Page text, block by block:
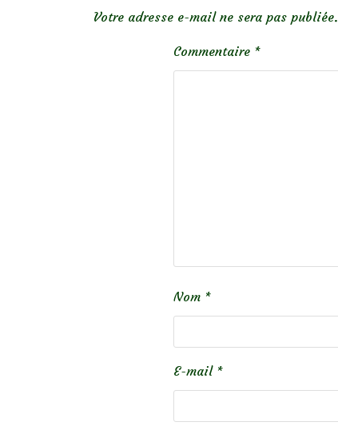
Votre adresse e-mail ne sera pas publiée.
Commentaire *
Nom *
E-mail *